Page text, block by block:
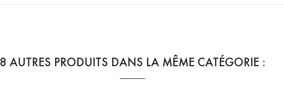
8 AUTRES PRODUITS DANS LA MÊME CATÉGORIE :